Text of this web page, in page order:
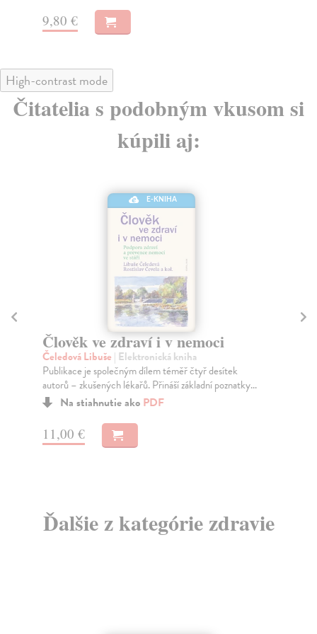
7,00 €
High-contrast mode
Čitatelia s podobným vkusom si
kúpili aj:
nemoci
téměř čtyř desítek
základní poznatky...
Kód zad
Novotný Michal
Co dělat, když vás bolí záda? Cvičit?
Na stiahnutie akoEPUB
Ďalšie z kategórie zdravie